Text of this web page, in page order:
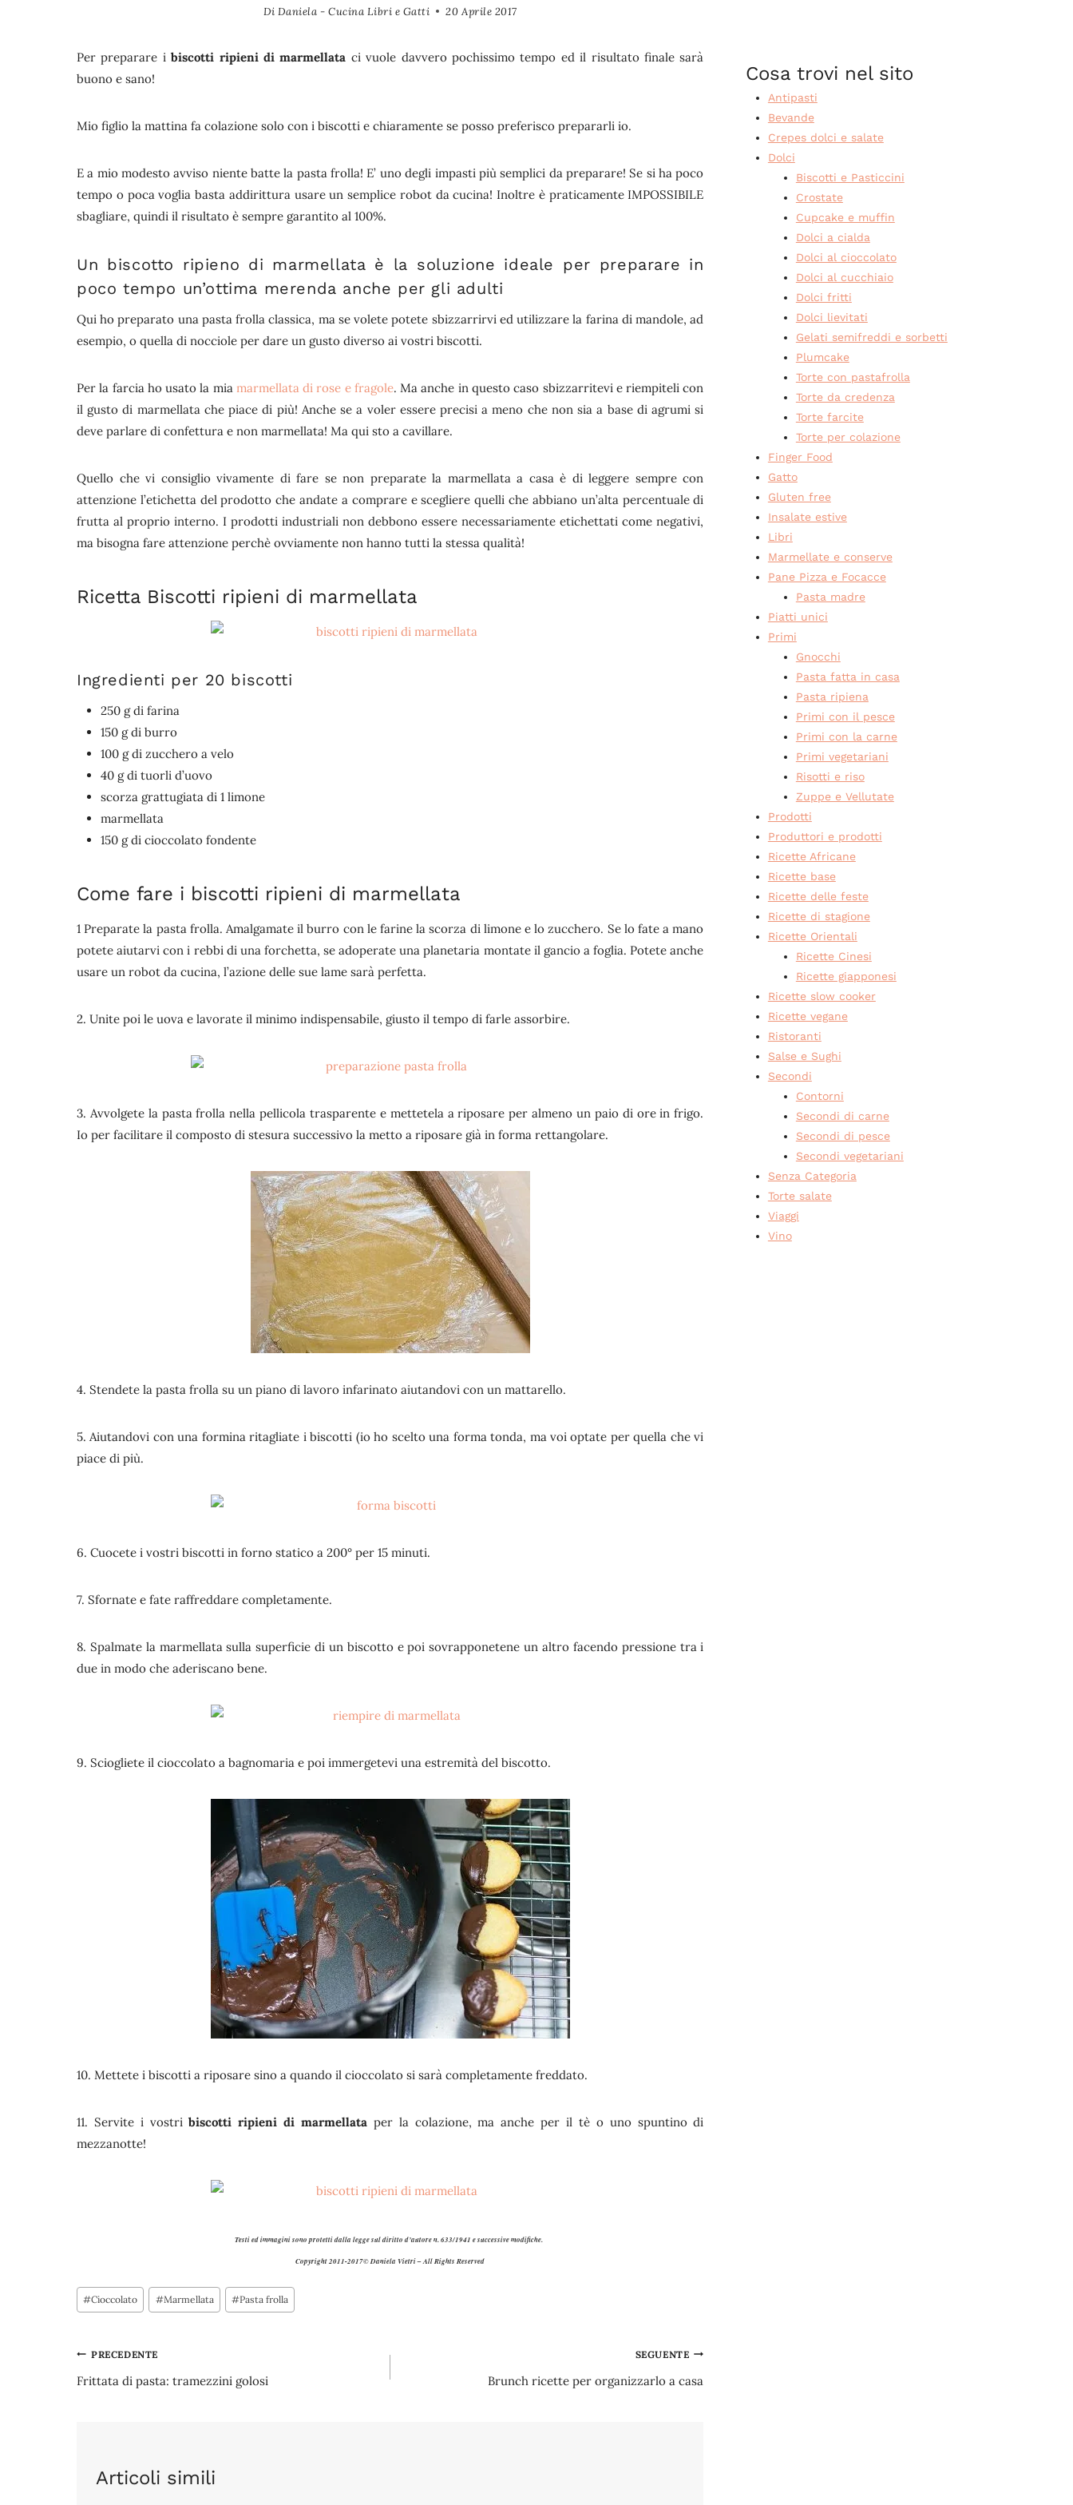
Di Daniela - Cucina Libri e Gatti 20 Aprile 2017
Per preparare ibiscotti ripieni di marmellata ci vuole davvero pochissimo tempo ed il risultato finale sarà
buono e sano!
Mio figlio la mattina fa colazione solo con i biscotti e chiaramente se posso preferisco prepararli io.
E a mio modesto avviso niente batte la pasta frolla! E’ uno degli impasti più semplici da preparare! Se si ha poco
tempo o poca voglia basta addirittura usare un semplice robot da cucina! Inoltre è praticamente IMPOSSIBILE
sbagliare, quindi il risultato è sempre garantito al 100%.
Un biscotto ripieno di marmellata è la soluzione ideale per preparare in
poco tempo un’ottima merenda anche per gli adulti
Qui ho preparato una pasta frolla classica, ma se volete potete sbizzarrirvi ed utilizzare la farina di mandole, ad
esempio, o quella di nocciole per dare un gusto diverso ai vostri biscotti.
Per la farcia ho usato la mia marmellata di rose e fragole. Ma anche in questo caso sbizzarritevi e riempiteli con
il gusto di marmellata che piace di più! Anche se a voler essere precisi a meno che non sia a base di agrumi si
deve parlare di confettura e non marmellata! Ma qui sto a cavillare.
Quello che vi consiglio vivamente di fare se non preparate la marmellata a casa è di leggere sempre con
attenzione l’etichetta del prodotto che andate a comprare e scegliere quelli che abbiano un’alta percentuale di
frutta al proprio interno. I prodotti industriali non debbono essere necessariamente etichettati come negativi,
ma bisogna fare attenzione perchè ovviamente non hanno tutti la stessa qualità!
Ricetta Biscotti ripieni di marmellata
Ingredienti per 20 biscotti
250 g di farina
150 g di burro
100 g di zucchero a velo
40 g di tuorli d’uovo
scorza grattugiata di 1 limone
marmellata
150 g di cioccolato fondente
Come fare i biscotti ripieni di marmellata
1 Preparate la pasta frolla. Amalgamate il burro con le farine la scorza di limone e lo zucchero. Se lo fate a mano
potete aiutarvi con i rebbi di una forchetta, se adoperate una planetaria montate il gancio a foglia. Potete anche
usare un robot da cucina, l’azione delle sue lame sarà perfetta.
2. Unite poi le uova e lavorate il minimo indispensabile, giusto il tempo di farle assorbire.
3. Avvolgete la pasta frolla nella pellicola trasparente e mettetela a riposare per almeno un paio di ore in frigo.
Io per facilitare il composto di stesura successivo la metto a riposare già in forma rettangolare.
4. Stendete la pasta frolla su un piano di lavoro infarinato aiutandovi con un mattarello.
5. Aiutandovi con una formina ritagliate i biscotti (io ho scelto una forma tonda, ma voi optate per quella che vi
piace di più.
6. Cuocete i vostri biscotti in forno statico a 200° per 15 minuti.
7. Sfornate e fate raffreddare completamente.
8. Spalmate la marmellata sulla superficie di un biscotto e poi sovrapponetene un altro facendo pressione tra i
due in modo che aderiscano bene.
9. Sciogliete il cioccolato a bagnomaria e poi immergetevi una estremità del biscotto.
10. Mettete i biscotti a riposare sino a quando il cioccolato si sarà completamente freddato.
11. Servite i vostribiscotti ripieni di marmellata per la colazione, ma anche per il tè o uno spuntino di
mezzanotte!
Testi ed immagini sono protetti dalla legge sul diritto d’autore n. 633/1941 e successive modifiche.
Copyright 2011-2017© Daniela Vietri – All Rights Reserved
Tag
articolo:
#Cioccolato #Marmellata #Pasta frolla
Navigazione
articoli
PRECEDENTE
Frittata di pasta: tramezzini golosi
SEGUENTE
Brunch ricette per organizzarlo a casa
Articoli simili
Cosa trovi nel sito
Antipasti
Bevande
Crepes dolci e salate
Dolci
Biscotti e Pasticcini
Crostate
Cupcake e muffin
Dolci a cialda
Dolci al cioccolato
Dolci al cucchiaio
Dolci fritti
Dolci lievitati
Gelati semifreddi e sorbetti
Plumcake
Torte con pastafrolla
Torte da credenza
Torte farcite
Torte per colazione
Finger Food
Gatto
Gluten free
Insalate estive
Libri
Marmellate e conserve
Pane Pizza e Focacce
Pasta madre
Piatti unici
Primi
Gnocchi
Pasta fatta in casa
Pasta ripiena
Primi con il pesce
Primi con la carne
Primi vegetariani
Risotti e riso
Zuppe e Vellutate
Prodotti
Produttori e prodotti
Ricette Africane
Ricette base
Ricette delle feste
Ricette di stagione
Ricette Orientali
Ricette Cinesi
Ricette giapponesi
Ricette slow cooker
Ricette vegane
Ristoranti
Salse e Sughi
Secondi
Contorni
Secondi di carne
Secondi di pesce
Secondi vegetariani
Senza Categoria
Torte salate
Viaggi
Vino